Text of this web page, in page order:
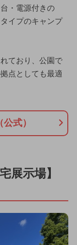
・電源付きの
イプのキャンプ
ており、公園で
点としても最適
式）
展示場】